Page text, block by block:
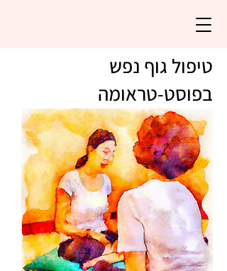
טיפול גוף נפש
בפוסט-טראומה